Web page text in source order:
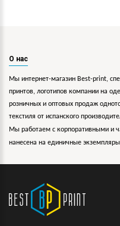
О нас
Мы интернет-магазин Best-print,
принтов, логотипов компании на
розничных и оптовых продаж
текстиля от испанского
Мы работаем с корпоративными и
нанесена на единичные